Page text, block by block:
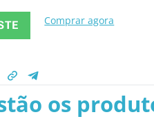
Comprar agora
os